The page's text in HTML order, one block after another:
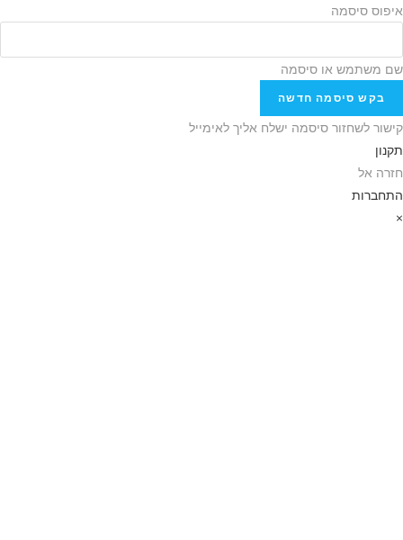
איפוס סיסמה
שם משתמש או סיסמה
בקש סיסמה חדשה
קישור לשחזור סיסמה ישלח אליך לאימייל
תקנון
חזרה אל
התחברות
×